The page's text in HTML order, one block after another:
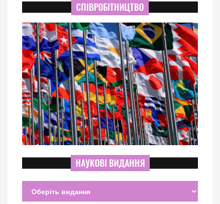
СПІВРОБІТНИЦТВО
НАУКОВІ ВИДАННЯ